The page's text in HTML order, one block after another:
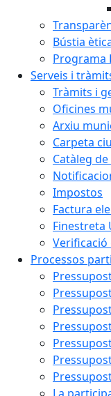
Bústia
Programa
Serveis i
Tràmits i
Oficines
Arxiu
Carpeta
Catàleg de
Impostos
Factura
Finestreta
Processos